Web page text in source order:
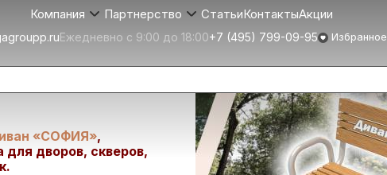
Компания Партнерство СтатьиКонтактыАкции
Ежедневно с 9:00 до 18:00+7 (495) 799-09-95 Избранное
ДП006.00.1
«СОФИЯ»,
дворов, скверов,